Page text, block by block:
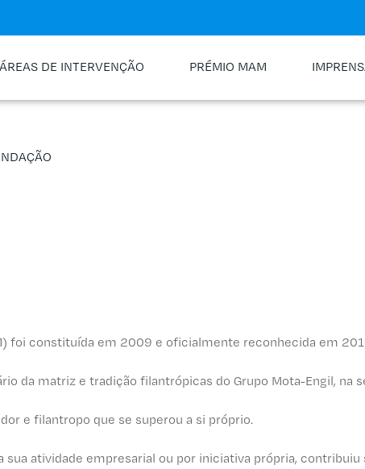
ÁREAS DE INTERVENÇÃO PRÉMIO MAM
foi constituída em 2009 e oficialmente reconhecida em
da matriz e tradição filantrópicas do Grupo Mota-Engil, na
e filantropo que se superou a si próprio.
sua atividade empresarial ou por iniciativa própria,